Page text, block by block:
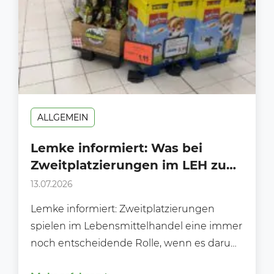
ALLGEMEIN
Lemke informiert: Was bei
Zweitplatzierungen im LEH zu
beachten ist.
13.07.2026
Lemke informiert: Zweitplatzierungen
spielen im Lebensmittelhandel eine immer
noch entscheidende Rolle, wenn es darum